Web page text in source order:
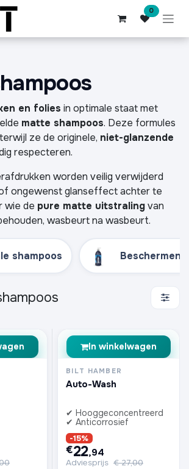
0
en folies in optimale staat met
matte shampoos. Deze formules
ze de originele, niet-glanzende
respecteren.
worden veilig verwijderd
ongewenst glanseffect achter te
wie de pure matte uitstralingvan
wasbeurt na wasbeurt.
shampoos
In winkelwagen
BILT HAMBER
Auto-Wash
✔ Hooggeconcentreerd
✔ Anticorrosief
-15%
€22,94
Adviesprijs €27,00